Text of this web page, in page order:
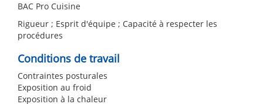
BAC Pro Cuisine
Rigueur ; Esprit d'équipe ; Capacité à respecter les
procédures
Conditions de travail
Contraintes posturales
Exposition au froid
Exposition à la chaleur